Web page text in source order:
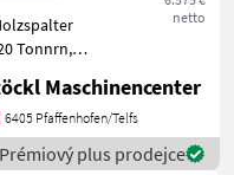
netto
Tonnrn,
und Elektro
cm,
2
Geschwindigkeiten. Neu , :, ,
Maschinencenter
6405 Pfaffenhofen/Telfs
Prémiový plus prodejce